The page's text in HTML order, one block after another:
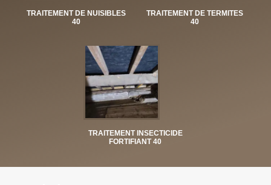
TRAITEMENT DE NUISIBLES
40
TRAITEMENT DE TERMITES
40
TRAITEMENT INSECTICIDE
FORTIFIANT 40